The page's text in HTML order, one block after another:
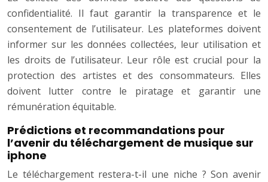
confidentialité. Il faut garantir la transparence et le
consentement de l’utilisateur. Les plateformes doivent
informer sur les données collectées, leur utilisation et
les droits de l’utilisateur. Leur rôle est crucial pour la
protection des artistes et des consommateurs. Elles
doivent lutter contre le piratage et garantir une
rémunération équitable.
Prédictions et recommandations pour
l’avenir du téléchargement de musique sur
iphone
Le téléchargement restera-t-il une niche ? Son avenir